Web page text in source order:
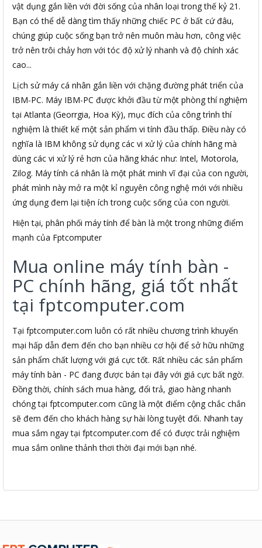
vật dụng gắn liền với đời sống của nhân loại trong thế kỷ 21.
Bạn có thể dễ dàng tìm thấy những chiếc PC ở bất cứ đâu,
chúng giúp cuộc sống bạn trở nên muôn màu hơn, công việc
trở nên trôi chảy hơn với tóc độ xử lý nhanh và độ chính xác
cao...
Lịch sử máy cá nhân gắn liền với chặng đường phát triển của
IBM-PC. Máy IBM-PC được khởi đầu từ một phòng thí nghiệm
tại Atlanta (Georrgia, Hoa Kỳ), mục đích của công trình thí
nghiệm là thiết kế một sản phẩm vi tính đầu thấp. Điều này có
nghĩa là IBM không sử dụng các vi xử lý của chính hãng mà
dùng các vi xử lý rẻ hơn của hãng khác như: Intel, Motorola,
Zilog. Máy tính cá nhân là một phát minh vĩ đại của con người,
phát mình này mở ra một kỉ nguyên công nghệ mới với nhiều
ứng dụng đem lại tiện ích trong cuộc sống của con người.
Hiện tại, phân phối máy tính để bàn là một trong những điểm
mạnh của Fptcomputer
Mua online máy tính bàn -
PC chính hãng, giá tốt nhất
tại fptcomputer.com
Tại fptcomputer.com luôn có rất nhiều chương trình khuyến
mại hấp dẫn đem đến cho bạn nhiều cơ hội để sở hữu những
sản phẩm chất lượng với giá cực tốt. Rất nhiều các sản phẩm
máy tính bàn - PC đang được bán tại đây với giá cực bất ngờ.
Đồng thời, chính sách mua hàng, đổi trả, giao hàng nhanh
chóng tại fptcomputer.com cũng là một điểm cộng chắc chắn
sẽ đem đến cho khách hàng sự hài lòng tuyệt đối. Nhanh tay
mua sắm ngay tại fptcomputer.com để có được trải nghiệm
mua sắm online thảnh thơi thời đại mới bạn nhé.